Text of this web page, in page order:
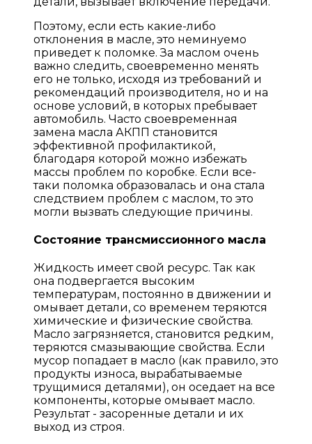
Поэтому, если есть какие-либо
отклонения в масле, это неминуемо
приведет к поломке. За маслом очень
важно следить, своевременно менять
его не только, исходя из требований и
рекомендаций производителя, но и на
основе условий, в которых пребывает
автомобиль. Часто своевременная
замена масла АКПП становится
эффективной профилактикой,
благодаря которой можно избежать
массы проблем по коробке. Если все-
таки поломка образовалась и она стала
следствием проблем с маслом, то это
могли вызвать следующие причины.
Состояние трансмиссионного масла
Жидкость имеет свой ресурс. Так как
она подвергается высоким
температурам, постоянно в движении и
омывает детали, со временем теряются
химические и физические свойства.
Масло загрязняется, становится редким,
теряются смазывающие свойства. Если
мусор попадает в масло (как правило, это
продукты износа, вырабатываемые
трущимися деталями), он оседает на все
компоненты, которые омывает масло.
Результат - засоренные детали и их
выход из строя.